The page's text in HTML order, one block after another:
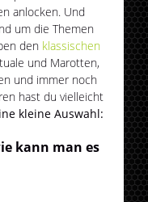
anlocken. Und
um die Themen
den klassischen
und Marotten,
und immer noch
hast du vielleicht
kleine Auswahl:
kann man es